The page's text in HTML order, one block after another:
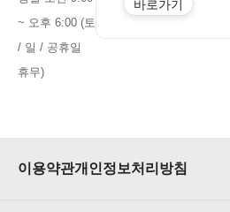
~ 오후 6:00 (토
/ 일 / 공휴일
휴무)
바로가기
이용약관개인정보처리방침